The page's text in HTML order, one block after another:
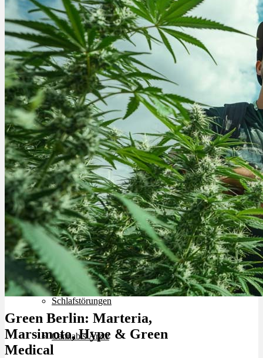
Ablauf
Therapien
Alle Krankheiten
Chronische Schmerzen
ADHS
Angststörungen
Chronische Migräne
Depressionen
Schlafstörungen
Cannabis Ärzte
Green Berlin: Marteria,
Marsimoto, Hype & Green
Medical